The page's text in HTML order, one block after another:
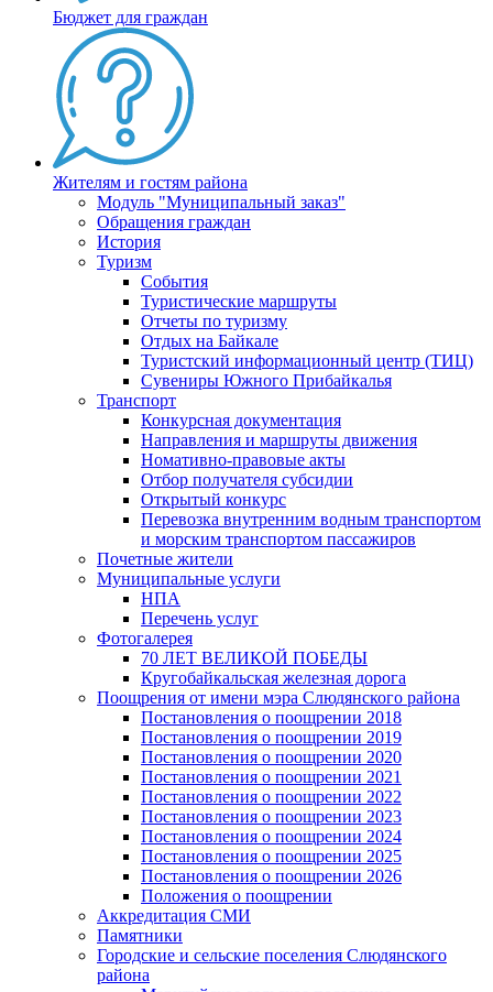
Бюджет для граждан
Жителям и гостям района
Модуль "Муниципальный заказ"
Обращения граждан
История
Туризм
События
Туристические маршруты
Отчеты по туризму
Отдых на Байкале
Туристский информационный центр (ТИЦ)
Сувениры Южного Прибайкалья
Транспорт
Конкурсная документация
Направления и маршруты движения
Номативно-правовые акты
Отбор получателя субсидии
Открытый конкурс
Перевозка внутренним водным транспортом
и морским транспортом пассажиров
Почетные жители
Муниципальные услуги
НПА
Перечень услуг
Фотогалерея
70 ЛЕТ ВЕЛИКОЙ ПОБЕДЫ
Кругобайкальская железная дорога
Поощрения от имени мэра Слюдянского района
Постановления о поощрении 2018
Постановления о поощрении 2019
Постановления о поощрении 2020
Постановления о поощрении 2021
Постановления о поощрении 2022
Постановления о поощрении 2023
Постановления о поощрении 2024
Постановления о поощрении 2025
Постановления о поощрении 2026
Положения о поощрении
Аккредитация СМИ
Памятники
Городские и сельские поселения Слюдянского
района